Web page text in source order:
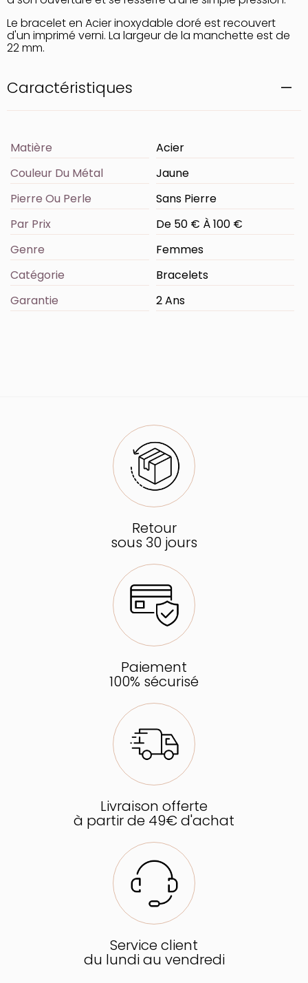
Le bracelet en Acier inoxydable doré est recouvert
d'un imprimé verni. La largeur de la manchette est de
22 mm.
Caractéristiques
Matière
Acier
Couleur Du Métal
Jaune
Pierre Ou Perle
Sans Pierre
Par Prix
De 50 € À 100 €
Genre
Femmes
Catégorie
Bracelets
Garantie
2 Ans
Retour
sous 30 jours
Paiement
100% sécurisé
Livraison offerte
à partir de 49€ d'achat
Service client
du lundi au vendredi